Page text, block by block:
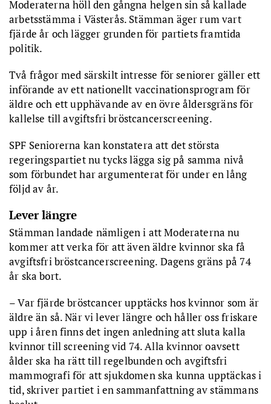
Moderaterna höll den gångna helgen sin så kallade
arbetsstämma i Västerås. Stämman äger rum vart
fjärde år och lägger grunden för partiets framtida
politik.
Två frågor med särskilt intresse för seniorer gäller ett
införande av ett nationellt vaccinationsprogram för
äldre och ett upphävande av en övre åldersgräns för
kallelse till avgiftsfri bröstcancerscreening.
SPF Seniorerna kan konstatera att det största
regeringspartiet nu tycks lägga sig på samma nivå
som förbundet har argumenterat för under en lång
följd av år.
Lever längre
Stämman landade nämligen i att Moderaterna nu
kommer att verka för att även äldre kvinnor ska få
avgiftsfri bröstcancerscreening. Dagens gräns på 74
år ska bort.
– Var fjärde bröstcancer upptäcks hos kvinnor som är
äldre än så. När vi lever längre och håller oss friskare
upp i åren finns det ingen anledning att sluta kalla
kvinnor till screening vid 74. Alla kvinnor oavsett
ålder ska ha rätt till regelbunden och avgiftsfri
mammografi för att sjukdomen ska kunna upptäckas i
tid, skriver partiet i en sammanfattning av stämmans